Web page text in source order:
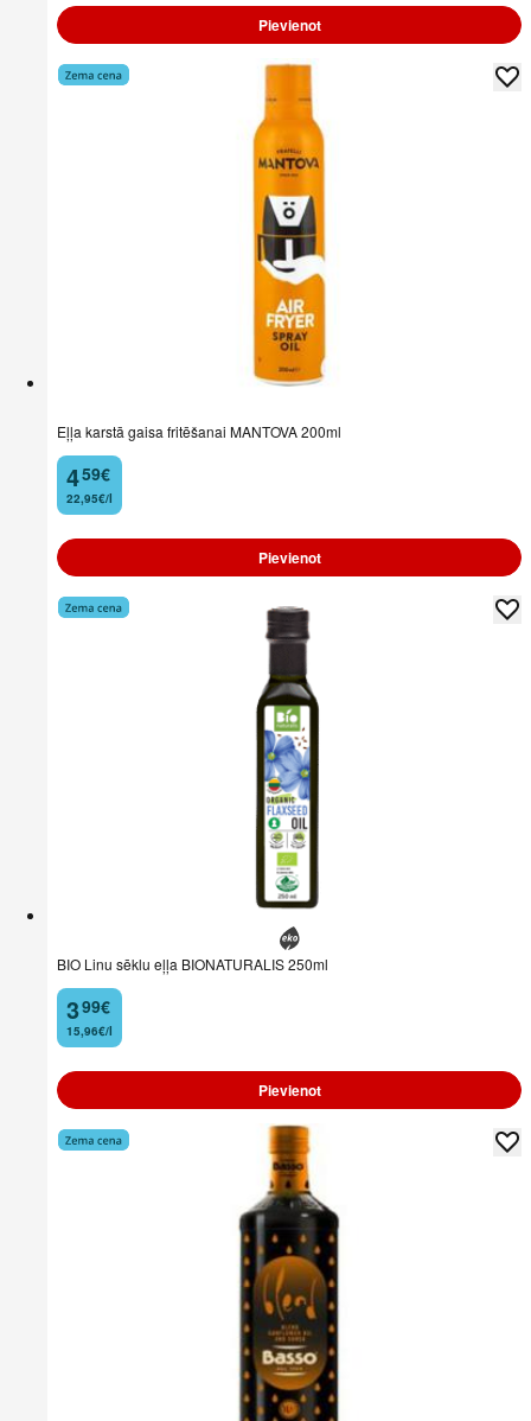
Pievienot
Eļļa karstā gaisa fritēšanai MANTOVA 200ml
4
. 59€
22,95€/l
Pievienot
BIO Linu sēklu eļļa BIONATURALIS 250ml
3
. 99€
15,96€/l
Pievienot